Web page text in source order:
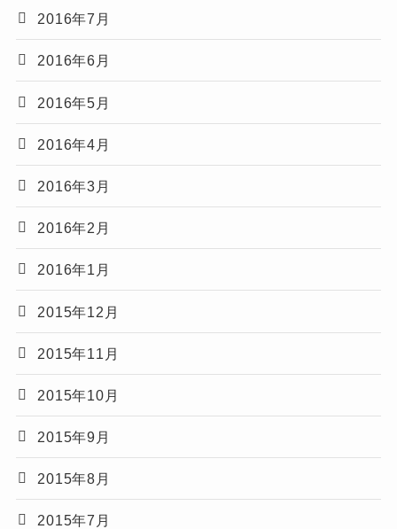
2016年7月
2016年6月
2016年5月
2016年4月
2016年3月
2016年2月
2016年1月
2015年12月
2015年11月
2015年10月
2015年9月
2015年8月
2015年7月